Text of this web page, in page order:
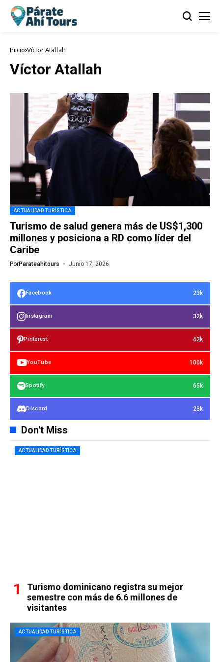
Inicio Víctor Atallah
Víctor Atallah
ACTUALIDAD TURÍSTICA
Turismo de salud genera más de US$1,300
millones y posiciona a RD como líder del
Caribe
PorParateahitours Junio 17, 2026
Facebook 23k
Instagram 32k
Pinterest 42k
YouTube 100k
Spotify 65k
Discord 23k
Don't Miss
ACTUALIDAD TURÍSTICA
Turismo dominicano registra su mejor
semestre con más de 6.6 millones de
visitantes
ACTUALIDAD TURÍSTICA